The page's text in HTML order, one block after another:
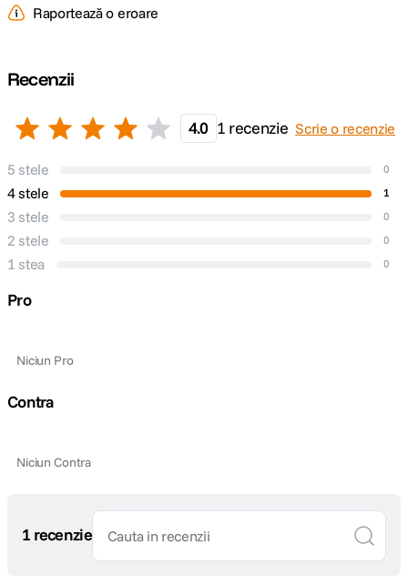
Raportează o eroare
Recenzii
4.0 1 recenzie Scrie o recenzie
5 stele 0
4 stele 1
3 stele 0
2 stele 0
1 stea 0
Pro
Niciun Pro
Contra
Niciun Contra
1 recenzie